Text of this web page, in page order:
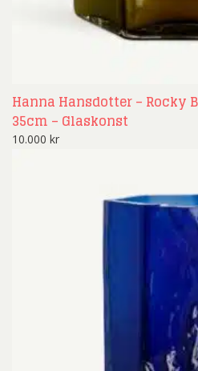
Hanna Hansdotter – Rocky
35cm – Glaskonst
10.000 kr